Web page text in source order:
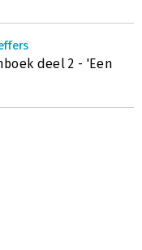
deel 2 - 'Een